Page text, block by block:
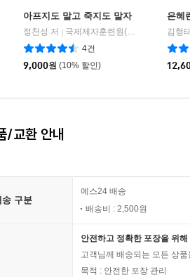
아프지도 말고 죽지도 말자
정천성 저
국제제자훈련원(DMI)
4건
9,000원 (10% 할인)
은혜
김형
/교환 안내
송 구분
예스24 배송
배송비 : 2,500원
안전하고 정확한 포장을 위
고객님께 배송되는 모든 상
목적 : 안전한 포장 관리